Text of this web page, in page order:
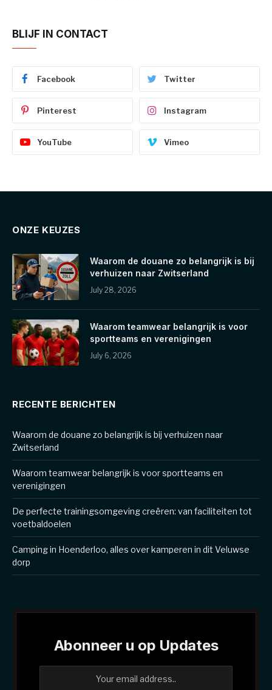
BLIJF IN CONTACT
Facebook Twitter
Pinterest Instagram
YouTube Vimeo
ONZE KEUZES
Waarom de douane zo belangrijk is bij
verhuizen naar Zwitserland
July 28, 2026
Waarom teamwear belangrijk is voor
sportteams en verenigingen
July 6, 2026
RECENTE BERICHTEN
Waarom de douane zo belangrijk is bij verhuizen naar
Zwitserland
Waarom teamwear belangrijk is voor sportteams en
verenigingen
De perfecte trainingsomgeving creëren: van faciliteiten tot
voetbaldoelen
Camping in Hoenderloo, alles over kamperen in dit Veluwse
dorp
Abonneer u op Updates